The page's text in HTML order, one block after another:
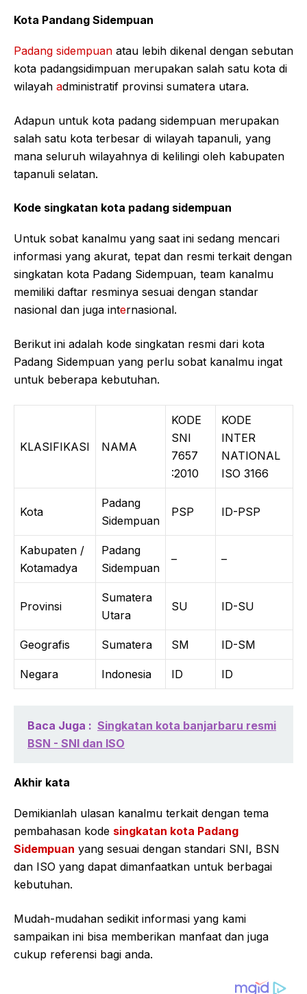
Kota Pandang Sidempuan
Padang sidempuan atau lebih dikenal dengan sebutan
kota padangsidimpuan merupakan salah satu kota di
wilayah administratif provinsi sumatera utara.
Adapun untuk kota padang sidempuan merupakan
salah satu kota terbesar di wilayah tapanuli, yang
mana seluruh wilayahnya di kelilingi oleh kabupaten
tapanuli selatan.
Kode singkatan kota padang sidempuan
Untuk sobat kanalmu yang saat ini sedang mencari
informasi yang akurat, tepat dan resmi terkait dengan
singkatan kota Padang Sidempuan, team kanalmu
memiliki daftar resminya sesuai dengan standar
nasional dan juga internasional.
Berikut ini adalah kode singkatan resmi dari kota
Padang Sidempuan yang perlu sobat kanalmu ingat
untuk beberapa kebutuhan.
KLASIFIKASI NAMA
KODE
SNI
7657
:2010
KODE
INTER
NATIONAL
ISO 3166
Kota
Padang
Sidempuan
PSP ID-PSP
Kabupaten /
Kotamadya
Padang
Sidempuan
– –
Provinsi
Sumatera
Utara
SU ID-SU
Geografis Sumatera SM ID-SM
Negara Indonesia ID ID
Baca Juga : Singkatan kota banjarbaru resmi
BSN - SNI dan ISO
Akhir kata
Demikianlah ulasan kanalmu terkait dengan tema
pembahasan kode singkatan kota Padang
Sidempuan yang sesuai dengan standari SNI, BSN
dan ISO yang dapat dimanfaatkan untuk berbagai
kebutuhan.
Mudah-mudahan sedikit informasi yang kami
sampaikan ini bisa memberikan manfaat dan juga
cukup referensi bagi anda.